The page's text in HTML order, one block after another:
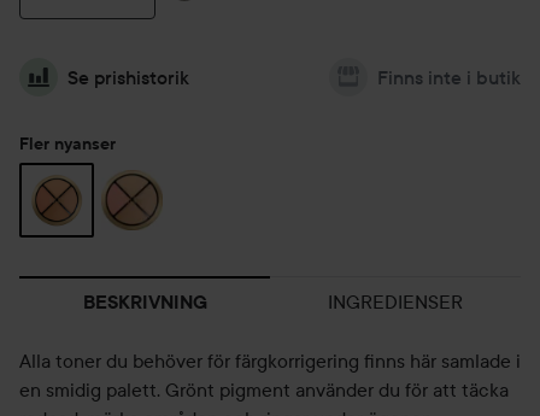
Se prishistorik Finns inte i butik
Fler nyanser
BESKRIVNING INGREDIENSER
Alla toner du behöver för färgkorrigering finns här samlade i
en smidig palett. Grönt pigment använder du för att täcka